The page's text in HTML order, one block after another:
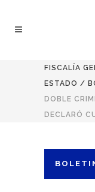
FISCALÍA
ESTADO /
DOBLE
DECLARÓ